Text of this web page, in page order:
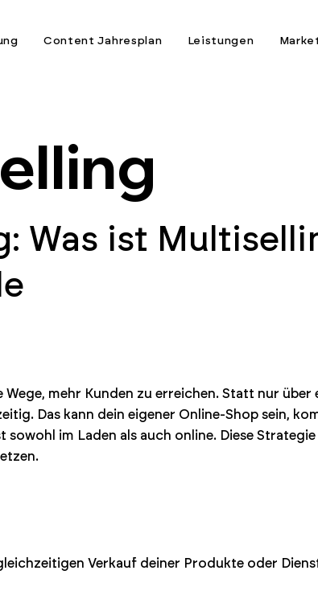
Content Jahresplan Leistungen
Was ist
mehr Kunden zu erreichen. Statt nur über
Das kann dein eigener Online-Shop sein,
sowohl im Laden als auch online. Diese
Verkauf deiner Produkte oder